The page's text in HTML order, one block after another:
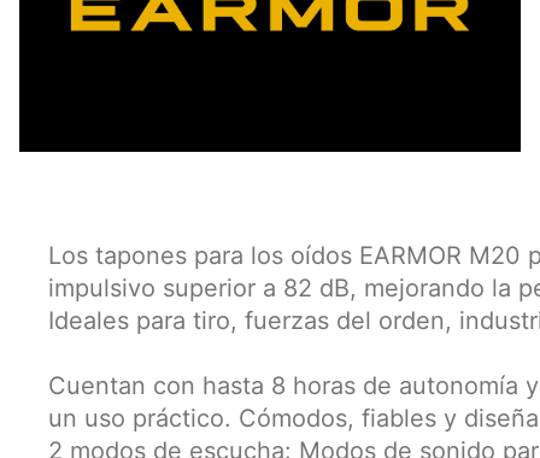
Los tapones para los oídos EARMOR
impulsivo superior a 82 dB, mejorando la
Ideales para tiro, fuerzas del orden,
Cuentan con hasta 8 horas de autonomía
un uso práctico. Cómodos, fiables y
2 modos de escucha: Modos de sonido